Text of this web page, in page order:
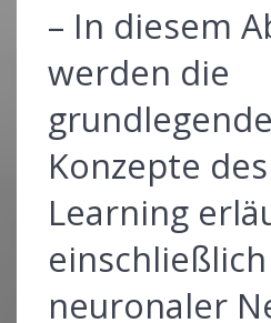
– In diesem
werden die
Konzepte
Learning
einschließlich
neuronaler